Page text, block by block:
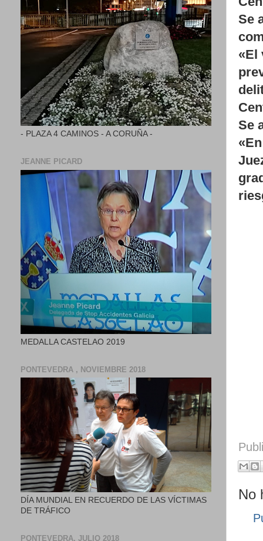
Se
«El
Se
No
- PLAZA 4 CAMINOS - A CORUÑA -
JEANNE PICARD
MEDALLA CASTELAO 2019
PONTEVEDRA , NOVIEMBRE 2018
DÍA MUNDIAL EN RECUERDO DE LAS VÍCTIMAS
DE TRÁFICO
PONTEVEDRA, JULIO 2018